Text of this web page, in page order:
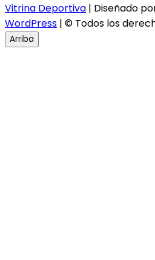
Vitrina Deportiva | Diseñado
WordPress | © Todos los
Arriba